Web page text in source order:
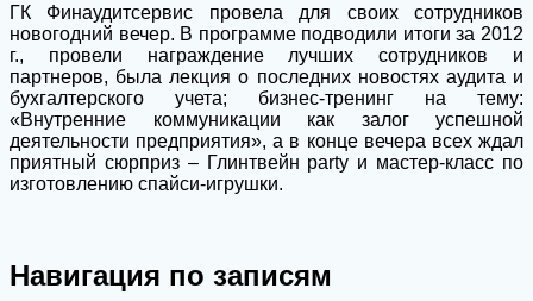
ГК Финаудитсервис провела для своих сотрудников
новогодний вечер. В программе подводили итоги за 2012
г., провели награждение лучших сотрудников и
партнеров, была лекция о последних новостях аудита и
бухгалтерского учета; бизнес-тренинг на тему:
«Внутренние коммуникации как залог успешной
деятельности предприятия», а в конце вечера всех ждал
приятный сюрприз – Глинтвейн party и мастер-класс по
изготовлению спайси-игрушки.
Навигация по записям